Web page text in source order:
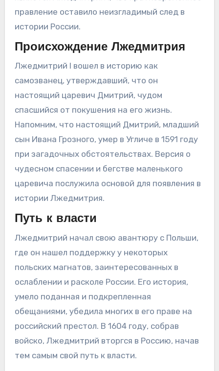
правление оставило неизгладимый след в
истории России.
Происхождение Лжедмитрия
Лжедмитрий I вошел в историю как
самозванец, утверждавший, что он
настоящий царевич Дмитрий, чудом
спасшийся от покушения на его жизнь.
Напомним, что настоящий Дмитрий, младший
сын Ивана Грозного, умер в Угличе в 1591 году
при загадочных обстоятельствах. Версия о
чудесном спасении и бегстве маленького
царевича послужила основой для появления в
истории Лжедмитрия.
Путь к власти
Лжедмитрий начал свою авантюру с Польши,
где он нашел поддержку у некоторых
польских магнатов, заинтересованных в
ослаблении и расколе России. Его история,
умело поданная и подкрепленная
обещаниями, убедила многих в его праве на
российский престол. В 1604 году, собрав
войско, Лжедмитрий вторгся в Россию, начав
тем самым свой путь к власти.